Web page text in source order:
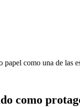
como una de las
como